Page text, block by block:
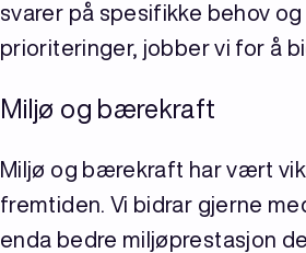
svarer på spesifikke behov
prioriteringer, jobber vi for å
Miljø og bærekraft
Miljø og bærekraft har vært
fremtiden. Vi bidrar gjerne
enda bedre miljøprestasjon